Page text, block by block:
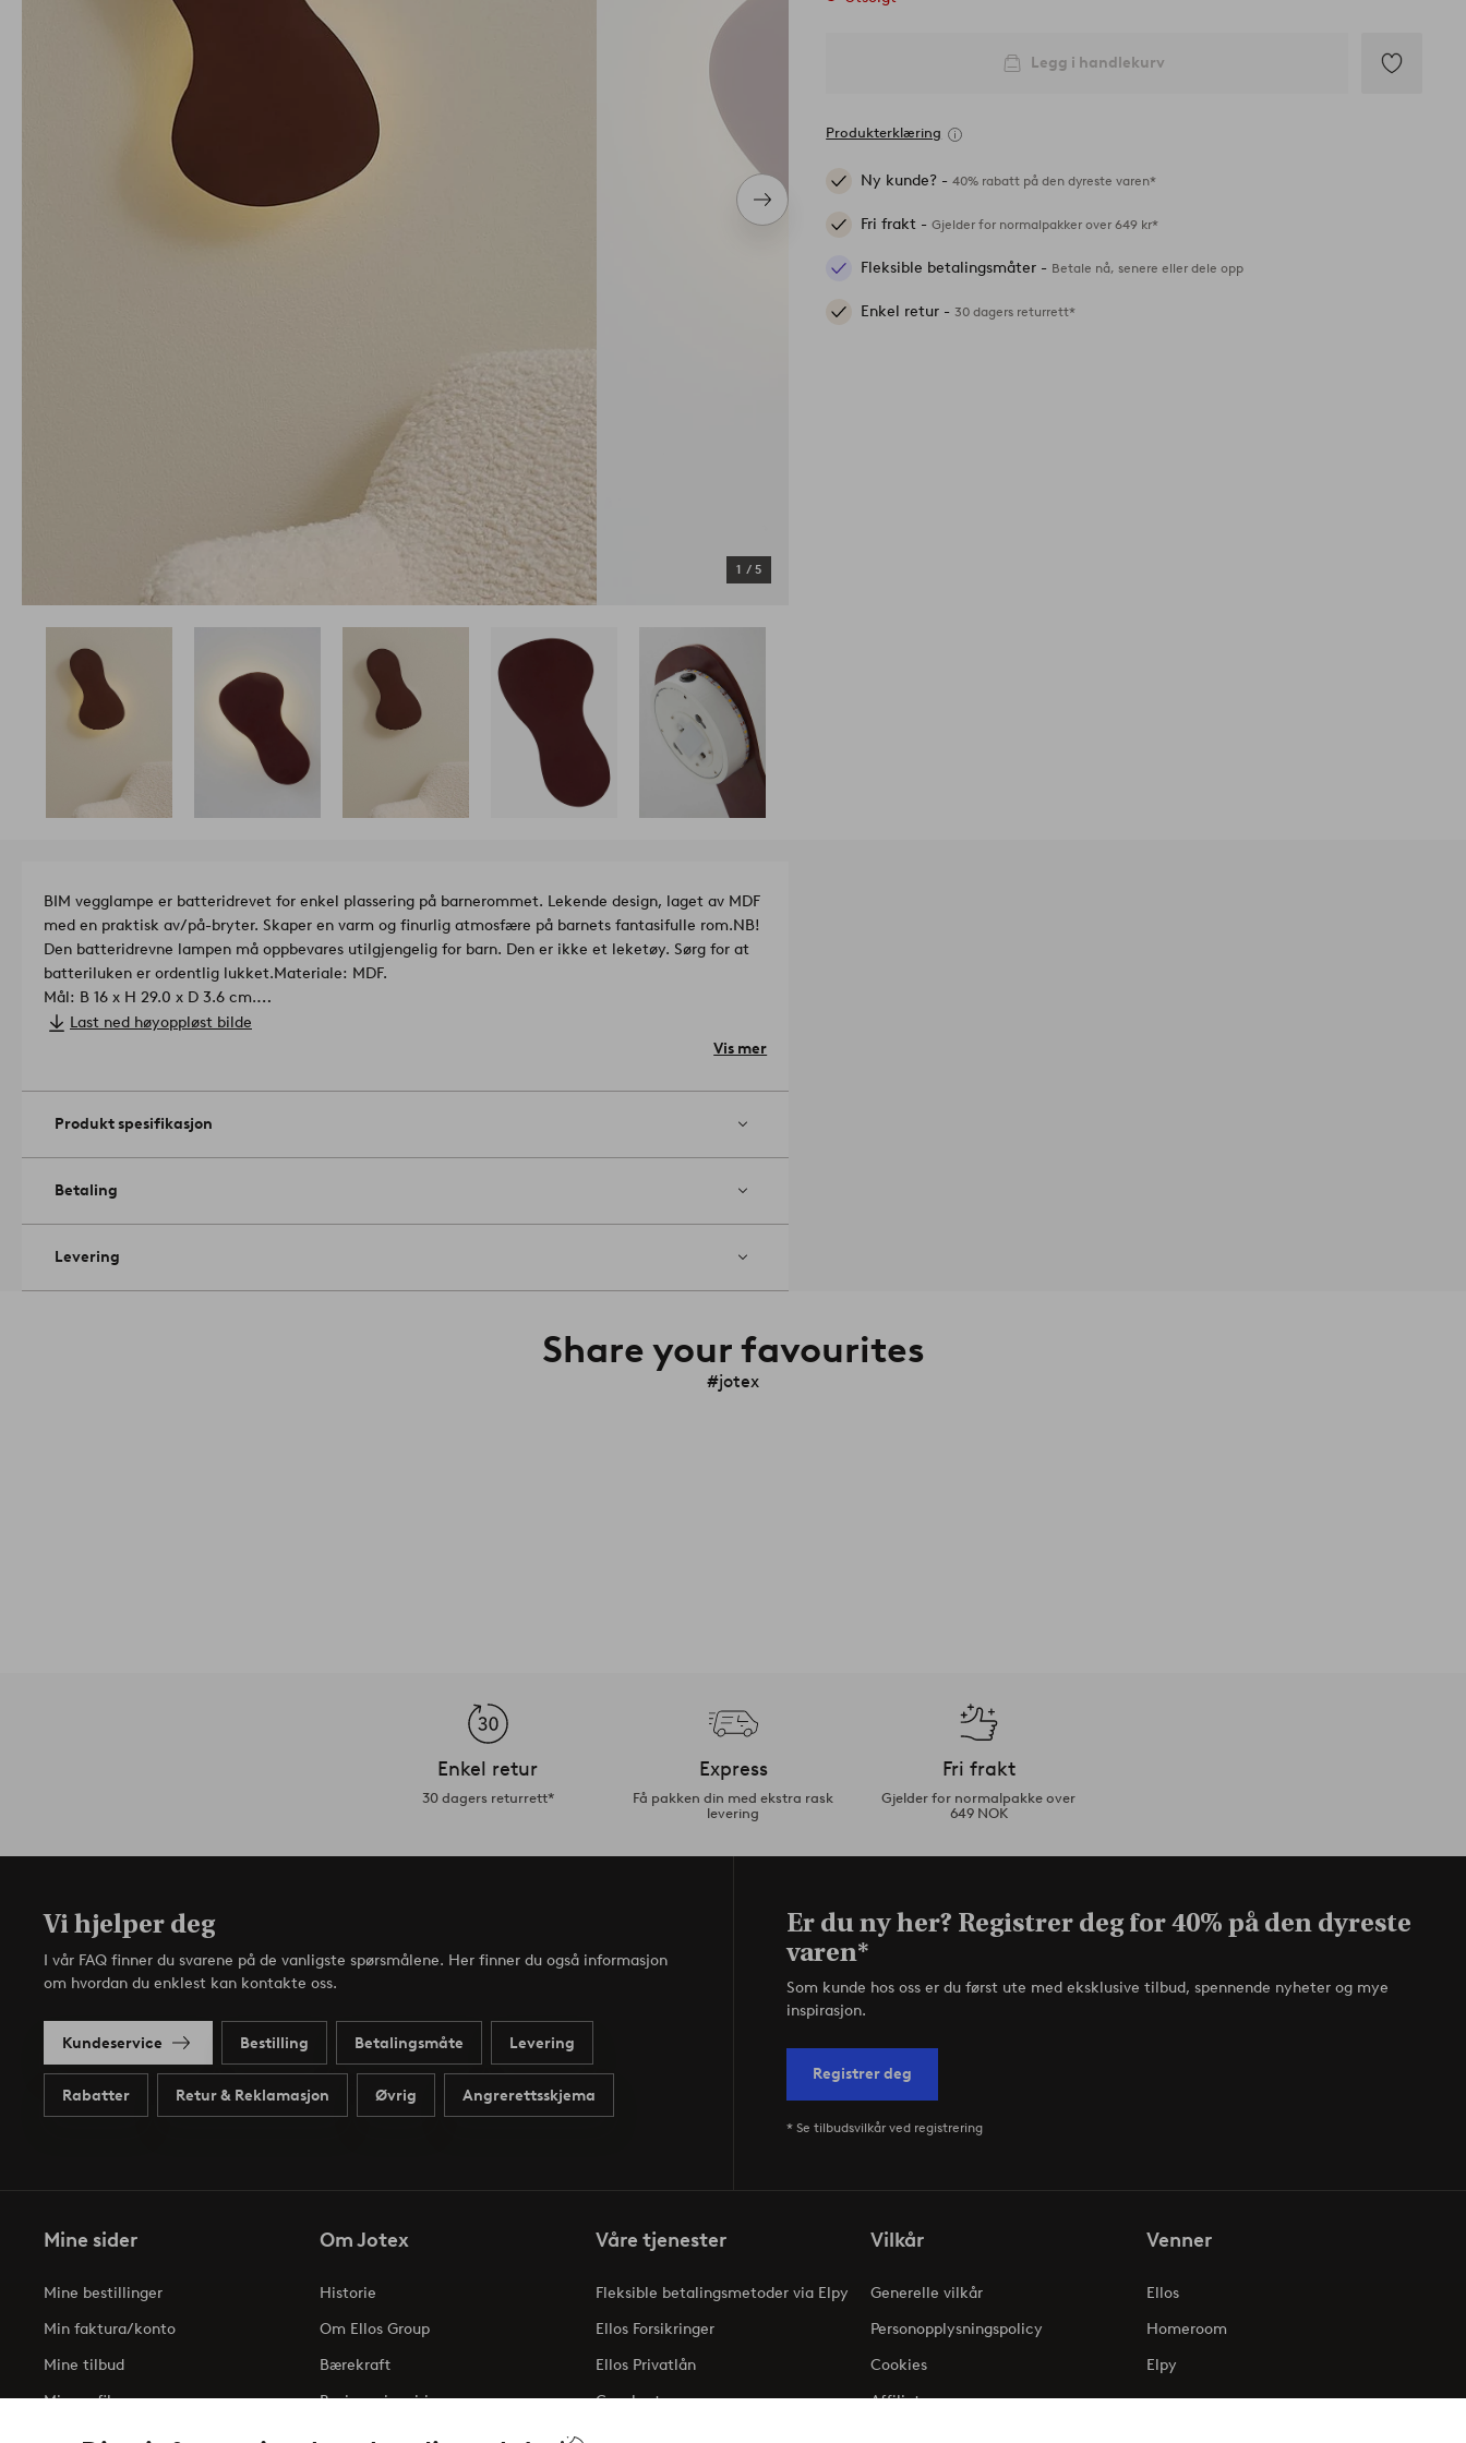
Neste
produkt
1 / 5
Legg i handlekurv
Produkterklæring
Ny kunde? -40% rabatt på den dyreste varen*
Fri frakt -Gjelder for normalpakker over 649 kr*
Fleksible betalingsmåter - Betale nå, senere eller dele opp
Enkel retur -30 dagers returrett*
BIM vegglampe er batteridrevet for enkel plassering på barnerommet. Lekende design, laget av MDF
med en praktisk av/på-bryter. Skaper en varm og finurlig atmosfære på barnets fantasifulle rom.NB!
Den batteridrevne lampen må oppbevares utilgjengelig for barn. Den er ikke et leketøy. Sørg for at
batteriluken er ordentlig lukket.
Materiale: MDF.
Mål: B 16 x H 29.0 x D 3.6 cm.
Effekt max: 10aa54da w.
Last ned høyoppløst bilde
Vis mer
Produkt spesifikasjon
Betaling
Levering
Share your favourites
#jotex
Enkel retur
30 dagers returrett*
Express
Få pakken din med ekstra rask
levering
Fri frakt
Gjelder for normalpakke over
649 NOK
Vi hjelper deg
I vår FAQ finner du svarene på de vanligste spørsmålene. Her finner du også informasjon
om hvordan du enklest kan kontakte oss.
Kundeservice Bestilling Betalingsmåte Levering
Rabatter Retur & Reklamasjon Øvrig Angrerettsskjema
Er du ny her? Registrer deg for 40% på den dyreste
varen*
Som kunde hos oss er du først ute med eksklusive tilbud, spennende nyheter og mye
inspirasjon.
Registrer deg
* Se tilbudsvilkår ved registrering
Mine sider
Mine bestillinger
Min faktura/konto
Mine tilbud
Min profil
Om Jotex
Historie
Om Ellos Group
Bærekraft
Business inquiries
Tilgjengelighetserklæring
Våre tjenester
Fleksible betalingsmetoder via Elpy
Ellos Forsikringer
Ellos Privatlån
Gavekort
Vilkår
Generelle vilkår
Personopplysningspolicy
Cookies
Affiliate
Venner
Ellos
Homeroom
Elpy